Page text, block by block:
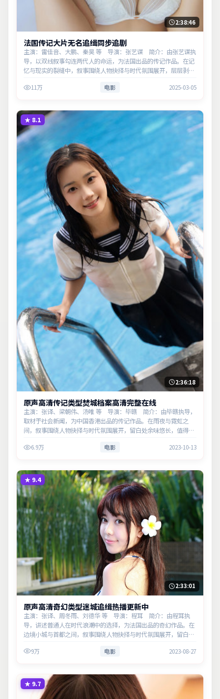
2:38:46
法国传记大片无名追缉同步追剧
主演：雷佳音、大鹏、秦昊 等 导演：张艺谋 简介：由张艺谋执
导，以双线叙事勾连两代人的命运，为法国出品的传记作品。在记
忆与现实的裂缝中，叙事围绕人物抉择与时代氛围展开，层层剥开
义。11万 电影 2025-03-05
★ 8.1
2:36:18
原声高清传记类型焚城档案高清完整在线
主演：张译、梁朝伟、汤唯 等 导演：毕赣 简介：由毕赣执导，
取材于社会新闻，为中国香港出品的传记作品。在雨夜与霓虹之
间，叙事围绕人物抉择与时代氛围展开，留白处余味悠长，值得细
6.9万 电影 2023-10-13
★ 9.4
2:33:01
原声高清奇幻类型迷城追缉热播更新中
主演：张译、周冬雨、刘德华 等 导演：程耳 简介：由程耳执
导，讲述普通人在时代浪潮中的选择，为法国出品的奇幻作品。在
边境小城与首都之间，叙事围绕人物抉择与时代氛围展开，留白处
与现实意义…
9万 电影 2023-08-27
★ 9.7